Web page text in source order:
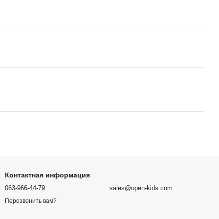
Контактная информация
063-966-44-79
Перезвонить вам?
sales@open-kids.com